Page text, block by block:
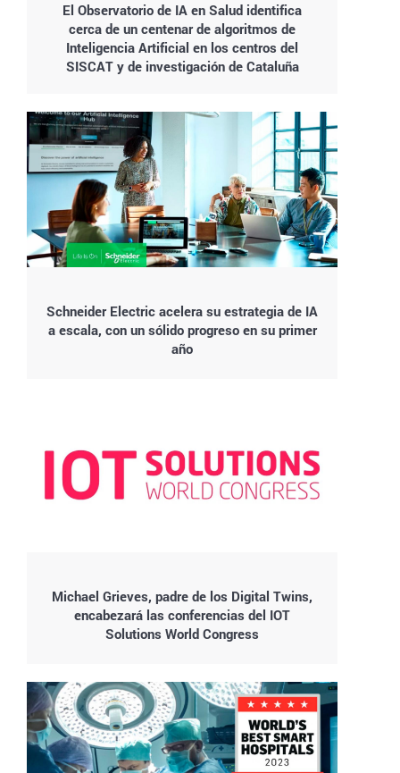
El Observatorio de IA en Salud identifica
cerca de un centenar de algoritmos de
Inteligencia Artificial en los centros del
SISCAT y de investigación de Cataluña
Schneider Electric acelera su estrategia de IA
a escala, con un sólido progreso en su primer
año
Michael Grieves, padre de los Digital Twins,
encabezará las conferencias del IOT
Solutions World Congress